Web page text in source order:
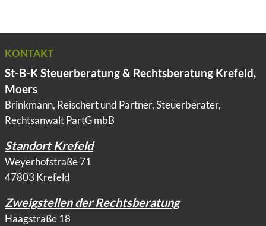
KONTAKT
St-B-K Steuerberatung & Rechtsberatung Krefeld,
Moers
Brinkmann, Reischert und Partner, Steuerberater,
Rechtsanwalt PartG mbB
Standort Krefeld
Weyerhofstraße 71
47803 Krefeld
Zweigstellen der Rechtsberatung
Haagstraße 18